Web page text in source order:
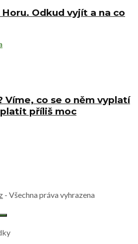
Odkud vyjít a na co
Víme, co se o něm vyplatí
příliš moc
- Všechna práva vyhrazena